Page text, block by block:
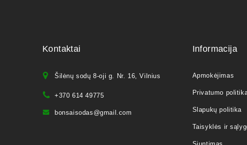
Kontaktai
Šilėnų sodų 8-oji g. Nr. 16, Vilnius
+370 614 49775
bonsaisodas@gmail.com
Informacija
Apmokėjimas
Privatumo
Slapukų politika
Taisyklės ir